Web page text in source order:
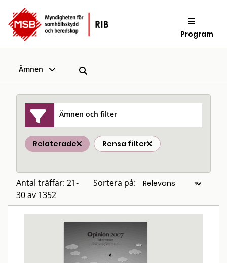
Program
Ämnen
Ämnen och filter
Relaterade Rensa filter
Antal träffar: 21-
30 av 1352
Sortera på: